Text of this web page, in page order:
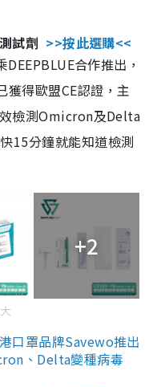
試劑 >>按此選購<<
合作推出，
得歐盟CE認證，主
檢測Omicron及Delta
15分鐘就能知道檢測
+2
口罩品牌Savewo推出
、Delta變種病毒